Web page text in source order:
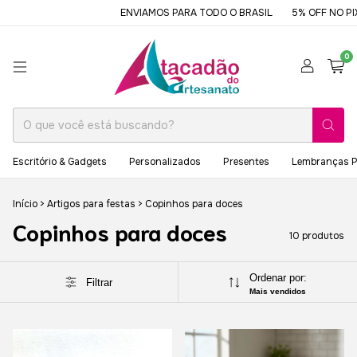
ENVIAMOS PARA TODO O BRASIL 5% OFF NO PIX
0
Escritório & Gadgets Personalizados Presentes Lembranças
Início > Artigos para festas > Copinhos para doces
Copinhos para doces 10 produtos
Filtrar Ordenar por:
Mais vendidos